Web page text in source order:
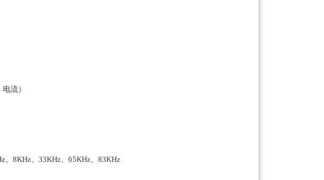
流）
8KHz、33KHz、65KHz、83KHz